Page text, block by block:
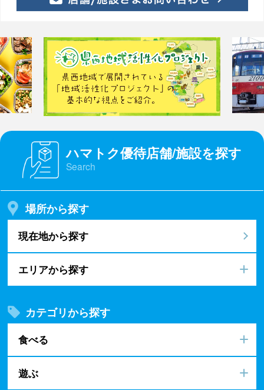
ハマトク優待店舗/施設を探す
Search
場所から探す
現在地から探す
エリアから探す
カテゴリから探す
食べる
遊ぶ